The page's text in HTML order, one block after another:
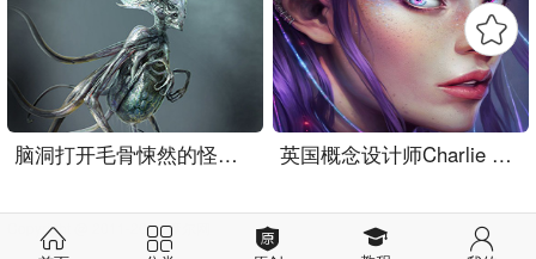
脑洞打开毛骨悚然的怪物系.. 英国概念设计师Charlie Bo..
Copyright @ 2011-2021 摩尔网